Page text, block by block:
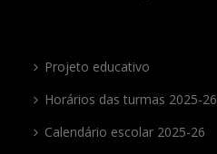
Projeto educativo
Horários das turmas 2025-26
Calendário escolar 2025-26